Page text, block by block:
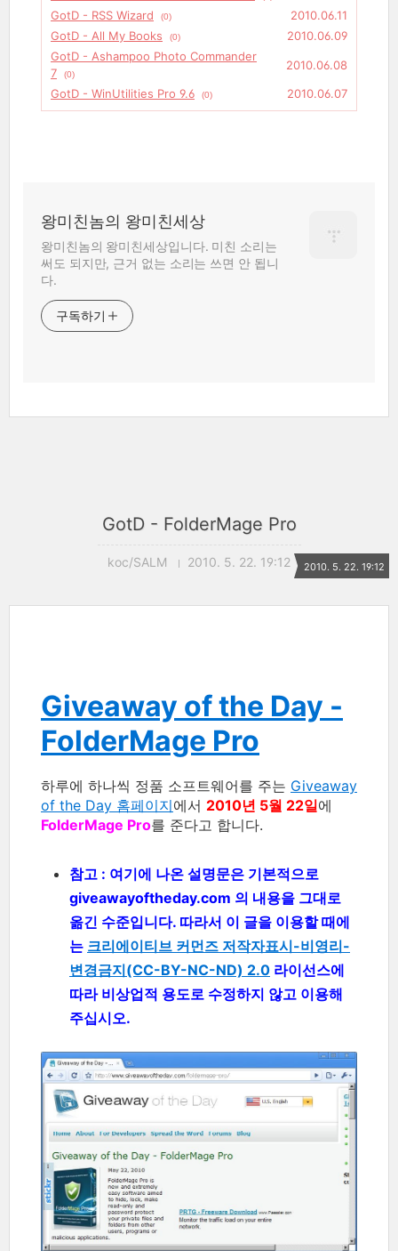
GotD - RSS Wizard
(0)
2010.06.11
GotD - All My Books
(0)
2010.06.09
GotD - Ashampoo Photo Commander
7
(0)
2010.06.08
GotD - WinUtilities Pro 9.6
(0) 2010.06.07
왕미친놈의 왕미친세상
왕미친놈의 왕미친세상입니다. 미친 소리는
써도 되지만, 근거 없는 소리는 쓰면 안 됩니
다.
구독하기
GotD - FolderMage Pro
koc/SALM 2010. 5. 22. 19:12 2010. 5. 22. 19:12
Giveaway of the Day -
FolderMage Pro
하루에 하나씩 정품 소프트웨어를 주는 Giveaway
of the Day 홈페이지에서 2010년 5월 22일에
FolderMage Pro를 준다고 합니다.
참고 : 여기에 나온 설명문은 기본적으로
giveawayoftheday.com 의 내용을 그대로
옮긴 수준입니다. 따라서 이 글을 이용할 때에
는 크리에이티브 커먼즈 저작자표시-비영리-
변경금지(CC-BY-NC-ND) 2.0 라이선스에
따라 비상업적 용도로 수정하지 않고 이용해
주십시오.